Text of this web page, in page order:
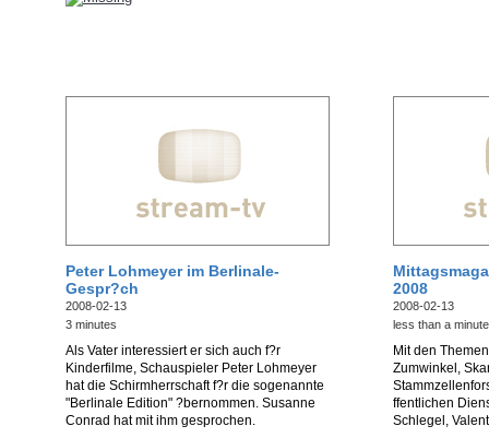
Peter Lohmeyer im Berlinale-
Gespr?ch
2008-02-13
3 minutes
Als Vater interessiert er sich auch f?r
Kinderfilme, Schauspieler Peter Lohmeyer
hat die Schirmherrschaft f?r die sogenannte
"Berlinale Edition" ?bernommen. Susanne
Conrad hat mit ihm gesprochen.
2008
2008-02-13
less than a minute
Mit den
Zumwinkel,
ffentlichen
Schlegel,